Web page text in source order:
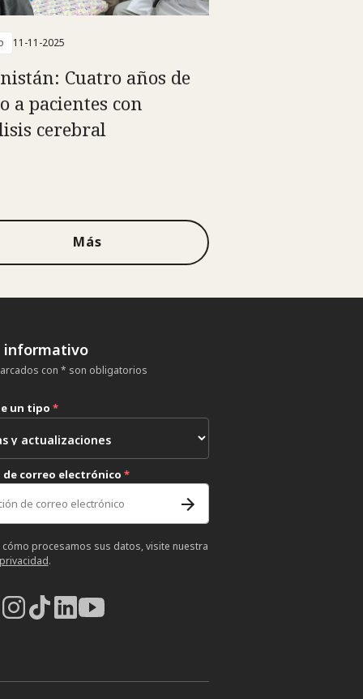
11-11-2025
Cuatro años de
a pacientes con
cerebral
Más
informativo
con * son obligatorios
un tipo *
de correo electrónico *
cómo procesamos sus datos, visite nuestra
.